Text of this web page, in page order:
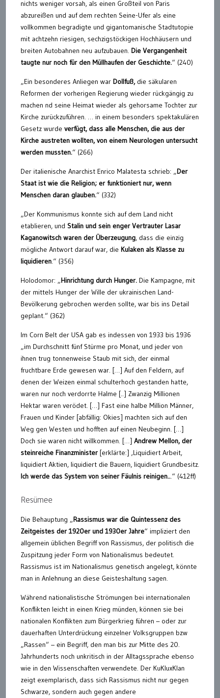
nichts weniger vorsah, als einen Großteil von Paris
abzureißen und auf dem rechten Seine-Ufer als eine
vollkommen begradigte und gigantomanische Stadtutopie
mit achtzehn riesigen, sechzigstöckigen Hochhäusern und
breiten Autobahnen neu aufzubauen. Die Vergangenheit
taugte nur noch für den Müllhaufen der Geschichte.“ (240)
„Ein besonderes Anliegen war Dollfuß,die säkularen
Reformen der vorherigen Regierung wieder rückgängig zu
machen nd seine Heimat wieder als gehorsame Tochter zur
Kirche zurückzuführen. … in einem besonders spektakulären
Gesetz wurde verfügt, dass alle Menschen, die aus der
Kirche austreten wollten, von einem Neurologen untersucht
werden mussten.“ (266)
Der italienische Anarchist Enrico Malatesta schrieb: „Der
Staat ist wie die Religion; er funktioniert nur, wenn
Menschen daran glauben.“ (332)
„Der Kommunismus konnte sich auf dem Land nicht
etablieren, und Stalin und sein enger Vertrauter Lasar
Kaganowitsch waren der Überzeugung, dass die einzig
mögliche Antwort darauf war, die Kulaken als Klasse zu
liquidieren.“ (356)
Holodomor: „Hinrichtung durch Hunger. Die Kampagne, mit
der mittels Hunger der Wille der ukrainischen Land-
Bevölkerung gebrochen werden sollte, war bis ins Detail
geplant.“ (362)
Im Corn Belt der USA gab es indessen von 1933 bis 1936
„im Durchschnitt fünf Stürme pro Monat, und jeder von
ihnen trug tonnenweise Staub mit sich, der einmal
fruchtbare Erde gewesen war. […] Auf den Feldern, auf
denen der Weizen einmal schulterhoch gestanden hatte,
waren nur noch verdorrte Halme [..] Zwanzig Millionen
Hektar waren verödet. […] Fast eine halbe Million Männer,
Frauen und Kinder [abfällig: Okies] machten sich auf den
Weg gen Westen und hofften auf einen Neubeginn. […]
Doch sie waren nicht willkommen. […] Andrew Mellon, der
steinreiche Finanzminister [erklärte:] ‚Liquidiert Arbeit,
liquidiert Aktien, liquidiert die Bauern, liquidiert Grundbesitz.
Ich werde das System von seiner Fäulnis reinigen...“ (412ff)
Resümee
Die Behauptung „Rassismus war die Quintessenz des
Zeitgeistes der 1920er und 1930er Jahre“ impliziert den
allgemein üblichen Begriff von Rassismus, der politisch die
Zuspitzung jeder Form von Nationalismus bedeutet.
Rassismus ist im Nationalismus genetisch angelegt, könnte
man in Anlehnung an diese Geisteshaltung sagen.
Während nationalistische Strömungen bei internationalen
Konflikten leicht in einen Krieg münden, können sie bei
nationalen Konflikten zum Bürgerkrieg führen – oder zur
dauerhaften Unterdrückung einzelner Volksgruppen bzw
„Rassen“ – ein Begriff, den man bis zur Mitte des 20.
Jahrhunderts noch unkritisch in der Alltagssprache ebenso
wie in den Wissenschaften verwendete. Der KuKluxKlan
zeigt exemplarisch, dass sich Rassismus nicht nur gegen
Schwarze, sondern auch gegen andere